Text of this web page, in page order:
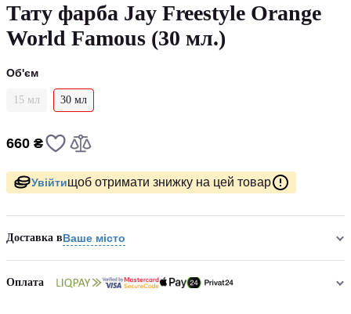
Тату фарба Jay Freestyle Orange
World Famous (30 мл.)
Об'єм
15 мл 30 мл
660 ₴
Увійтищоб отримати знижку на цей товар
Доставка вВаше місто
Оплата